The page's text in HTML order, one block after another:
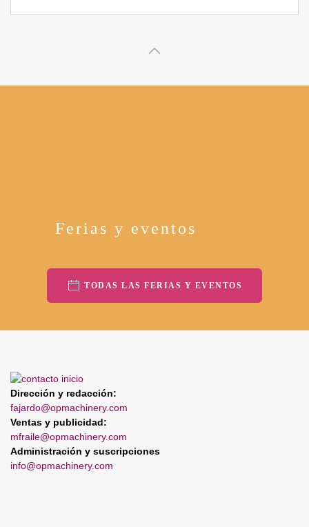
Ferias y eventos
TODAS LAS FERIAS Y EVENTOS
Dirección y redacción:
fajardo@opmachinery.com
Ventas y publicidad:
mfraile@opmachinery.com
Administración y suscripciones
info@opmachinery.com